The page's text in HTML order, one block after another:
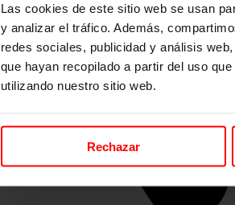
Las cookies de este sitio web se usan
y analizar el tráfico. Además,
redes sociales, publicidad y análisis
que hayan recopilado a partir del uso
utilizando nuestro sitio web.
Rechazar